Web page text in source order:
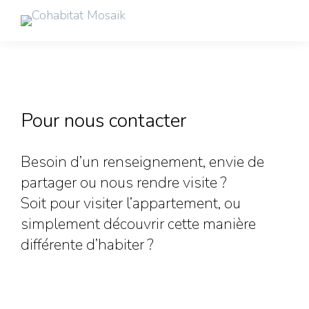
Pour nous contacter
Besoin d’un renseignement, envie de
partager ou nous rendre visite ?
Soit pour visiter l’appartement, ou
simplement découvrir cette manière
différente d’habiter ?